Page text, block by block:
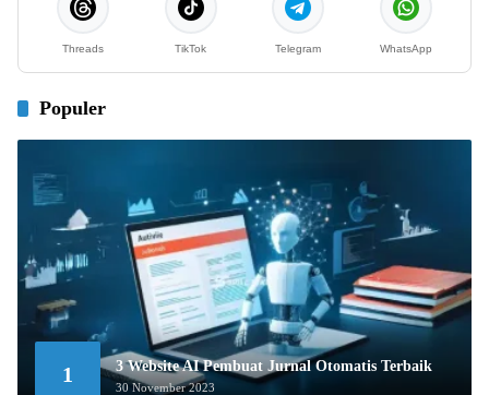
Threads TikTok Telegram WhatsApp
Populer
1 3 Website AI Pembuat Jurnal Otomatis Terbaik
30 November 2023